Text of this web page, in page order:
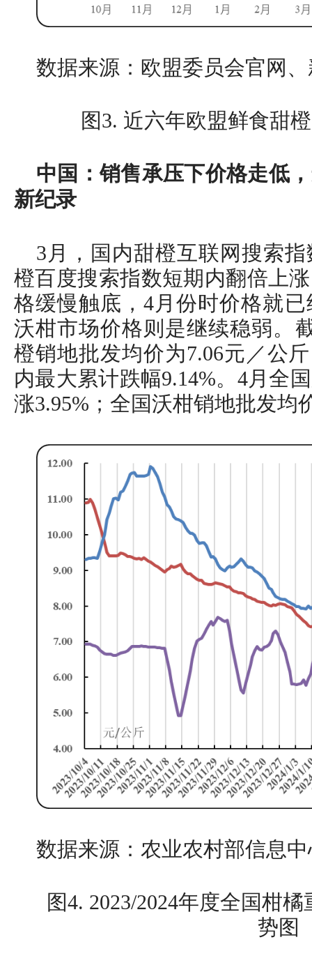
数据来源：欧盟委员会官网
图3. 近六年欧盟鲜食甜
中国：销售承压下价格走低
新纪录
3月，国内甜橙互联网搜索
橙百度搜索指数短期内翻倍上
格缓慢触底，4月份时价格就
沃柑市场价格则是继续稳弱。
橙销地批发均价为7.06元／公
内最大累计跌幅9.14%。4月全
涨3.95%；全国沃柑销地批发均
数据来源：农业农村部信息
图4. 2023/2024年度全国柑
势图